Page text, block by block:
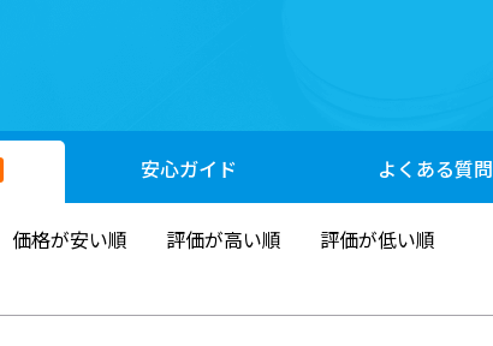
安心ガイド よくある質問
価格が安い順 評価が高い順 評価が低い順